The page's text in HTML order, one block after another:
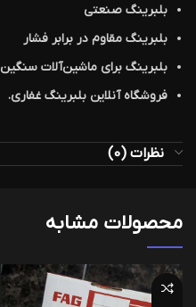
بلبرینگ صنعتی
بلبرینگ مقاوم در برابر فشار
بلبرینگ برای ماشین‌آلات سنگین
فروشگاه آنلاین بلبرینگ غفاری.
نظرات (0)
محصولات مشابه